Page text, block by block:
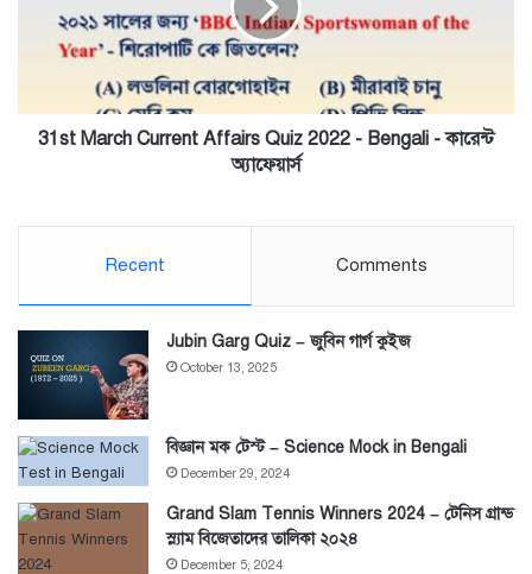
-
কারেন্ট
31st March Current Affairs Quiz 2022 - Bengali - কারেন্ট
অ্যাফেয়ার্স
Recent Comments
Jubin Garg Quiz – জুবিন গার্গ কুইজ
October 13, 2025
বিজ্ঞান মক টেস্ট – Science Mock in Bengali
December 29, 2024
Grand Slam Tennis Winners 2024 – টেনিস গ্রান্ড
স্ল্যাম বিজেতাদের তালিকা ২০২৪
December 5, 2024